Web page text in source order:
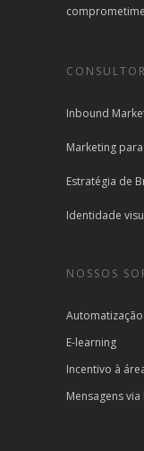
Inbound
Marketing
Estratégia de
Identidade
NOSSOS
E-learning
Incentivo à
Mensagens